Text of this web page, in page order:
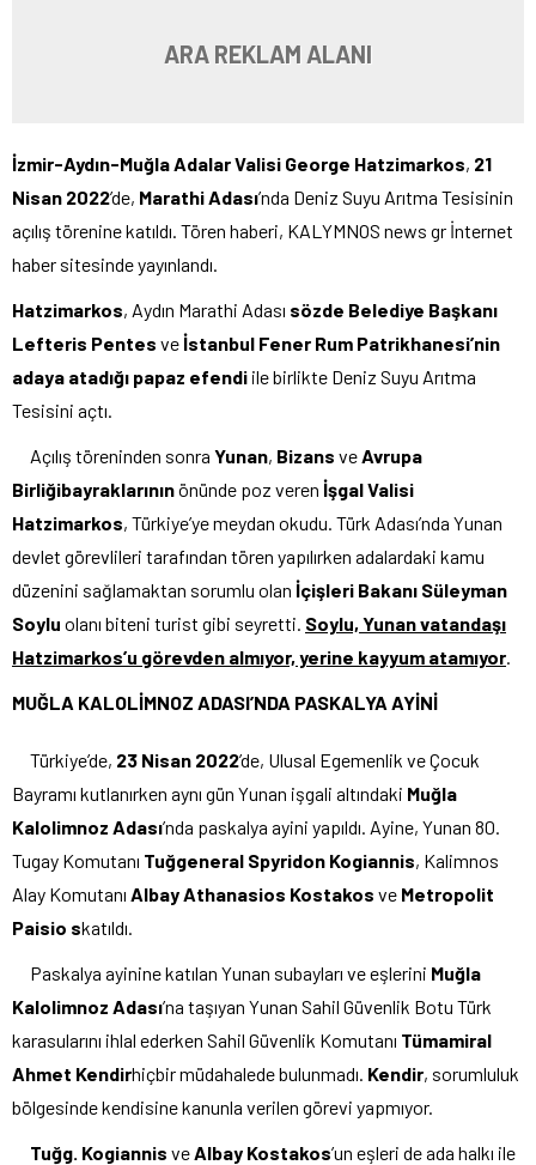
ARA REKLAM ALANI
İzmir-Aydın-Muğla Adalar Valisi George Hatzimarkos, 21
Nisan 2022’de, Marathi Adası’nda Deniz Suyu Arıtma Tesisinin
açılış törenine katıldı. Tören haberi, KALYMNOS news gr İnternet
haber sitesinde yayınlandı.
Hatzimarkos, Aydın Marathi Adası sözde Belediye Başkanı
Lefteris Pentes veİstanbul Fener Rum Patrikhanesi’nin
adaya atadığı papaz efendi ile birlikte Deniz Suyu Arıtma
Tesisini açtı.
Açılış töreninden sonra Yunan, Bizans ve Avrupa
Birliğibayraklarınınönünde poz veren İşgal Valisi
Hatzimarkos, Türkiye’ye meydan okudu. Türk Adası’nda Yunan
devlet görevlileri tarafından tören yapılırken adalardaki kamu
düzenini sağlamaktan sorumlu olan İçişleri Bakanı Süleyman
Soylu olanı biteni turist gibi seyretti. Soylu, Yunan vatandaşı
Hatzimarkos’u görevden almıyor, yerine kayyum atamıyor
MUĞLA KALOLİMNOZ ADASI’NDA PASKALYA AYİNİ
Türkiye’de, 23 Nisan 2022’de, Ulusal Egemenlik ve Çocuk
Bayramı kutlanırken aynı gün Yunan işgali altındaki Muğla
Kalolimnoz Adası’nda paskalya ayini yapıldı. Ayine, Yunan 80.
Tugay Komutanı Tuğgeneral Spyridon Kogiannis, Kalimnos
Alay Komutanı Albay Athanasios Kostakos ve Metropolit
Paisio skatıldı.
Paskalya ayinine katılan Yunan subayları ve eşlerini Muğla
Kalolimnoz Adası’na taşıyan Yunan Sahil Güvenlik Botu Türk
karasularını ihlal ederken Sahil Güvenlik Komutanı Tümamiral
Ahmet Kendirhiçbir müdahalede bulunmadı. Kendir, sorumluluk
bölgesinde kendisine kanunla verilen görevi yapmıyor.
Tuğg. Kogiannis ve Albay Kostakos’un eşleri de ada halkı ile